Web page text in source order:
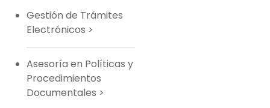
Gestión de Trámites
Electrónicos >
Asesoría en Políticas y
Procedimientos
Documentales >